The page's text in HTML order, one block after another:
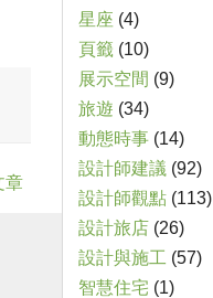
章
星座 (4)
頁籤 (10)
展示空間 (9)
旅遊 (34)
動態時事 (14)
設計師建議 (92)
設計師觀點 (113)
設計旅店 (26)
設計與施工 (57)
智慧住宅 (1)